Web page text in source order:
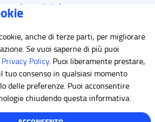
Accessibilità
Mappa del sito
Contatti
Meccanismo di Feedback
di Accessibilità
Privacy
anche di terze parti, per migliorare
Se vuoi saperne di più puoi
Privacy Policy. Puoi liberamente prestare,
tuo consenso in qualsiasi momento
delle preferenze. Puoi acconsentire
chiudendo questa informativa.